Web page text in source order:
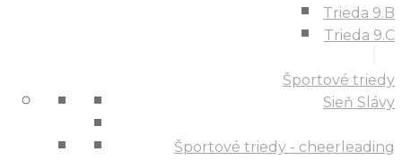
Trieda 9.B
Trieda 9.C
Športové triedy
Sieň Slávy
Športové triedy - cheerleading